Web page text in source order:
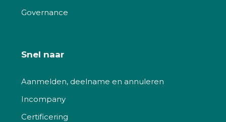
Governance
Snel naar
Aanmelden, deelname en annuleren
Incompany
Certificering